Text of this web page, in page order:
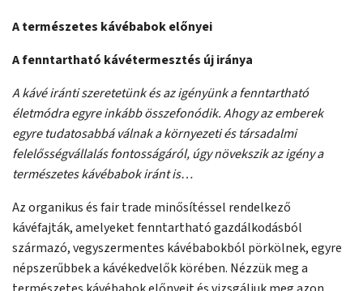
A természetes kávébabok előnyei
A fenntartható kávétermesztés új iránya
A kávé iránti szeretetünk és az igényünk a fenntartható
életmódra egyre inkább összefonódik. Ahogy az emberek
egyre tudatosabbá válnak a környezeti és társadalmi
felelősségvállalás fontosságáról, úgy növekszik az igény a
természetes kávébabok iránt is…
Az organikus és fair trade minősítéssel rendelkező
kávéfajták, amelyeket fenntartható gazdálkodásból
származó, vegyszermentes kávébabokból pörkölnek, egyre
népszerűbbek a kávékedvelők körében. Nézzük meg a